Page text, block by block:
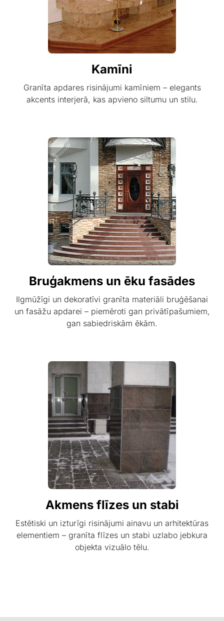
Kamīni
Granīta apdares risinājumi kamīniem – elegants
akcents interjerā, kas apvieno siltumu un stilu.
Bruģakmens un ēku fasādes
Ilgmūžīgi un dekoratīvi granīta materiāli bruģēšanai
un fasāžu apdarei – piemēroti gan privātīpašumiem,
gan sabiedriskām ēkām.
Akmens flīzes un stabi
Estētiski un izturīgi risinājumi ainavu un arhitektūras
elementiem – granīta flīzes un stabi uzlabo jebkura
objekta vizuālo tēlu.